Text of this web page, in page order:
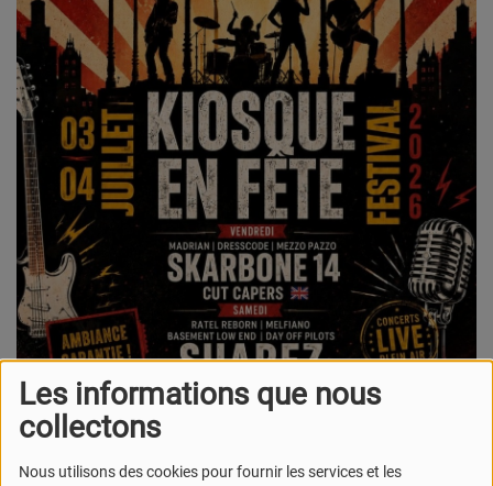
Les informations que nous
collectons
Nous utilisons des cookies pour fournir les services et les